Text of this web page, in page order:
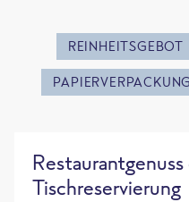
REINHEITSGEBOT
PAPIERVERPACKUNG
Tischreservierung